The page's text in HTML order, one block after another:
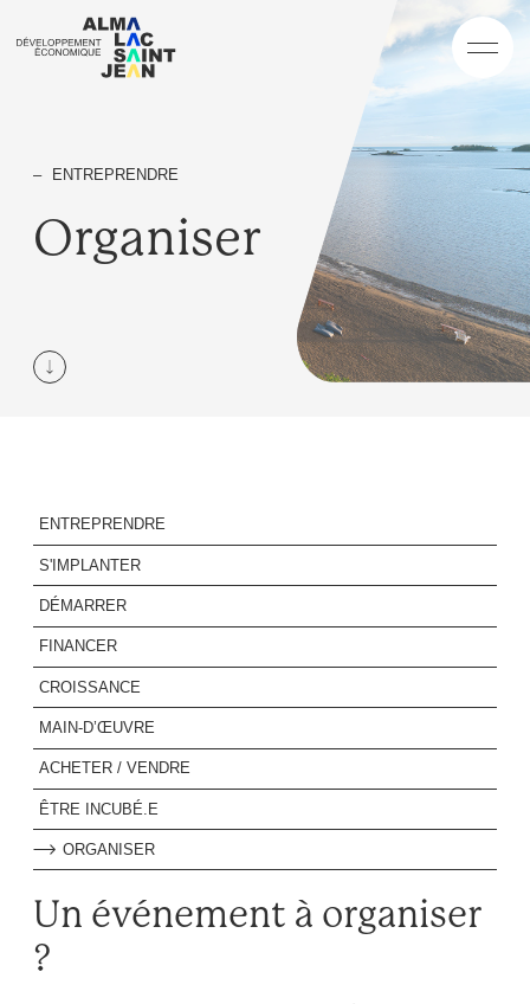
ENTREPRENDRE
Organiser
ENTREPRENDRE
S'IMPLANTER
DÉMARRER
FINANCER
CROISSANCE
MAIN-D’ŒUVRE
ACHETER / VENDRE
ÊTRE INCUBÉ.E
ORGANISER
Un événement à organiser
?